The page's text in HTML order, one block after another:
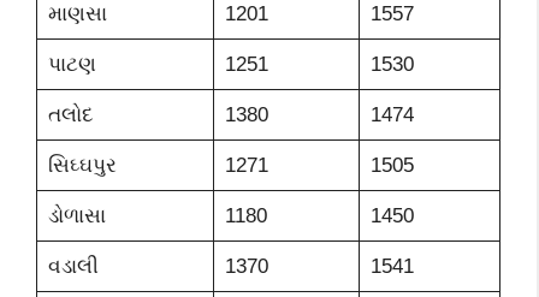
માણસા 1201 1557
પાટણ 1251 1530
તલોદ 1380 1474
સિઘ્ઘપુર 1271 1505
ડોળાસા 1180 1450
વડાલી 1370 1541